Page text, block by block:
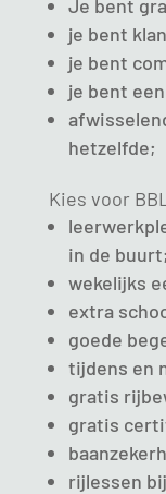
Je bent
je bent
je bent
je bent
hetzelfde;
Kies voor
in de buurt;
wekelijks
extra
goede
tijdens en
gratis
gratis
rijlessen